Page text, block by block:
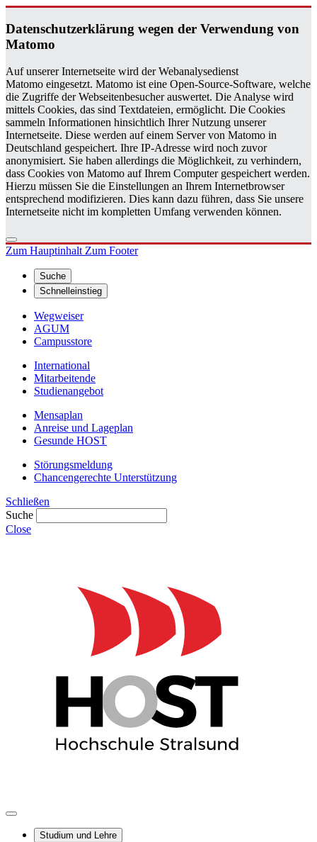
Da­ten­schutz­er­klä­rung wegen der Ver­wen­dung von
Ma­to­mo
Auf unserer Internetseite wird der Webanalysedienst
Matomo eingesetzt. Matomo ist eine Open-Source-Software, welche
die Zugriffe der Webseitenbesucher auswertet. Die Analyse wird
mittels Cookies, das sind Textdateien, ermöglicht. Die Cookies
sammeln Informationen hinsichtlich Ihrer Nutzung unserer
Internetseite. Diese werden auf einem Server von Matomo in
Deutschland gespeichert. Ihre IP-Adresse wird noch zuvor
anonymisiert. Sie haben allerdings die Möglichkeit, zu verhindern,
dass Cookies von Matomo auf Ihrem Computer gespeichert werden.
Hierzu müssen Sie die Einstellungen an Ihrem Internetbrowser
entsprechend modifizieren. Dies kann dazu führen, dass Sie unsere
Internetseite nicht im kompletten Umfang verwenden können.
Zum HauptinhaltZum Footer
Suche
Schnelleinstieg
Wegweiser
AGUM
Campusstore
International
Mitarbeitende
Studienangebot
Mensaplan
Anreise und Lageplan
Gesunde HOST
Störungsmeldung
Chancengerechte Unterstützung
Schließen
Suche
Close
Studium und Lehre